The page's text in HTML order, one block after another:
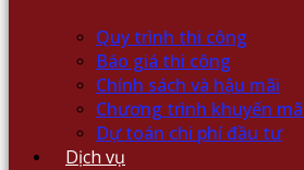
Quy trình thi công
Báo giá thi công
Chính sách và hậu mãi
Chương trình khuyến
Dự toán chi phí đầu tư
Dịch vụ